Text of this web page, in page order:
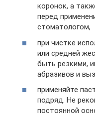
коронок, а
перед
стоматологом,
при чистке
или средней
быть резкими,
абразивов и
применяйте
подряд. Не
постоянной